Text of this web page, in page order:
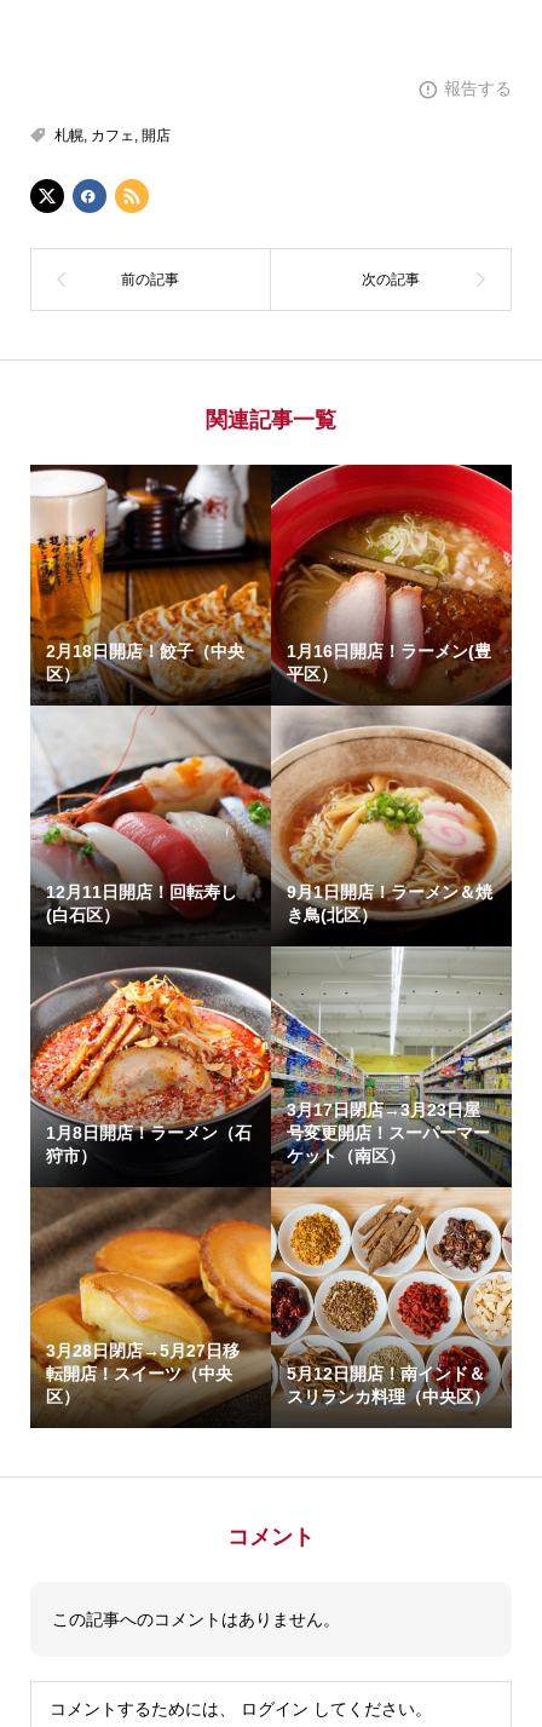
報告する
札幌, カフェ, 開店
関連記事一覧
2月18日開店！餃子（中央
区）
1月16日開店！ラーメン(豊
平区）
12月11日開店！回転寿し
(白石区）
9月1日開店！ラーメン＆焼
き鳥(北区）
1月8日開店！ラーメン（石
狩市）
3月17日閉店→3月23日屋
号変更開店！スーパーマー
ケット（南区）
3月28日閉店→5月27日移
転開店！スイーツ（中央
区）
5月12日開店！南インド＆
スリランカ料理（中央区）
コメント
この記事へのコメントはありません。
コメントするためには、 ログイン してください。